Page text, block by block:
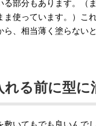
る部分もあります。（
ま使っています。）こ
ら、相当薄く塗らない
る前に型に